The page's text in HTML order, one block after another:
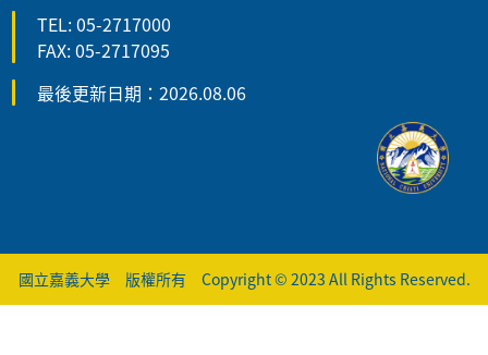
TEL: 05-2717000
FAX: 05-2717095
最後更新日期：2026.08.06
國立嘉義大學 版權所有 Copyright © 2023 All Rights Reserved.